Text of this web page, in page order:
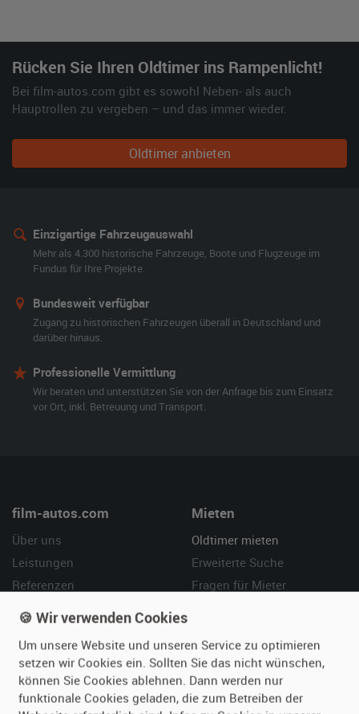
Rücken Sie Ihren Oldtimer ins Rampenlicht!
Bei film-autos.com gibt es sowohl Neben- als auch
Hauptrollen zu vergeben – und das immer wieder.
Oldtimer anbieten
Einzigartige Fahrzeugauswahl
Mehr als 4.300 historische Fahrzeuge, Boote und Flugzeuge im
Fundus für Ihre Projekte.
Bundesweit verfügbar
Zugang zu historischen Fahrzeugen überall in Deutschland und
darüber hinaus.
Professionelle Vermittlung
Wir beraten und unterstützen Sie von der Anfrage bis zum Einsatz
vor Ort, inkl. Betreuung und Transport.
film-autos.com
Über uns
Leistungen
Referenzen
Kundenmeinungen
Mieten
Oldtimer mieten
Erweiterte Suche
Fragen für Mieter
Vermieten
Oldtimer anmelden
Fotos senden
Hilfe
Häufige Fragen (FAQ)
So funktioniert's
🍪 Wir verwenden Cookies
Um unsere Website und unseren Service zu optimieren
setzen wir Cookies ein. Sollten Sie das nicht wünschen,
können Sie Cookies ablehnen. Dann werden nur
funktionale Cookies geladen, die zum Betreiben der